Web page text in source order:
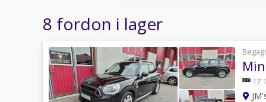
8 fordon i lager
17